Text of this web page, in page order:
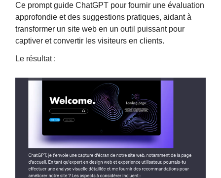
Ce prompt guide ChatGPT pour fournir une évaluation
approfondie et des suggestions pratiques, aidant à
transformer un site web en un outil puissant pour
captiver et convertir les visiteurs en clients.
Le résultat :